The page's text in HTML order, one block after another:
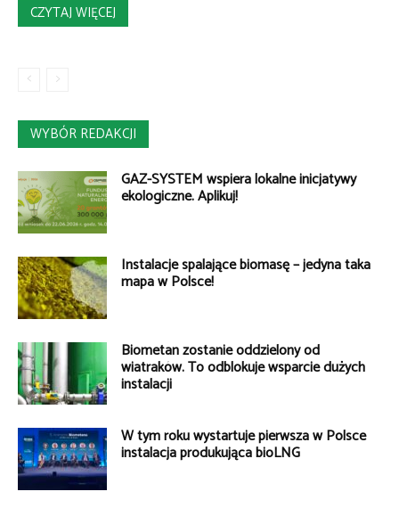
CZYTAJ WIĘCEJ
WYBÓR REDAKCJI
GAZ-SYSTEM wspiera lokalne inicjatywy
ekologiczne. Aplikuj!
Instalacje spalające biomasę – jedyna taka
mapa w Polsce!
Biometan zostanie oddzielony od
wiatraków. To odblokuje wsparcie dużych
instalacji
W tym roku wystartuje pierwsza w Polsce
instalacja produkująca bioLNG